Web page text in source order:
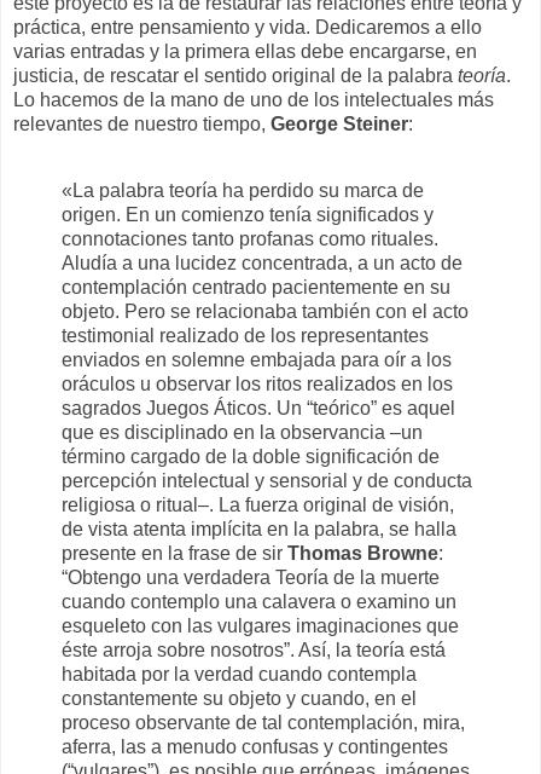
práctica, entre pensamiento y vida. Dedicaremos a ello
varias entradas y la primera ellas debe encargarse, en
justicia, de rescatar el sentido original de la palabra teoría.
Lo hacemos de la mano de uno de los intelectuales más
relevantes de nuestro tiempo, George Steiner:
«La palabra teoría ha perdido su marca de
origen. En un comienzo tenía significados y
connotaciones tanto profanas como rituales.
Aludía a una lucidez concentrada, a un acto de
contemplación centrado pacientemente en su
objeto. Pero se relacionaba también con el acto
testimonial realizado de los representantes
enviados en solemne embajada para oír a los
oráculos u observar los ritos realizados en los
sagrados Juegos Áticos. Un “teórico” es aquel
que es disciplinado en la observancia –un
término cargado de la doble significación de
percepción intelectual y sensorial y de conducta
religiosa o ritual–. La fuerza original de visión,
de vista atenta implícita en la palabra, se halla
presente en la frase de sir Thomas Browne:
“Obtengo una verdadera Teoría de la muerte
cuando contemplo una calavera o examino un
esqueleto con las vulgares imaginaciones que
éste arroja sobre nosotros”. Así, la teoría está
habitada por la verdad cuando contempla
constantemente su objeto y cuando, en el
proceso observante de tal contemplación, mira,
aferra, las a menudo confusas y contingentes